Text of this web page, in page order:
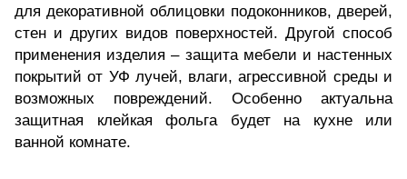
для декоративной облицовки подоконников, дверей,
стен и других видов поверхностей. Другой способ
применения изделия – защита мебели и настенных
покрытий от УФ лучей, влаги, агрессивной среды и
возможных повреждений. Особенно актуальна
защитная клейкая фольга будет на кухне или
ванной комнате.